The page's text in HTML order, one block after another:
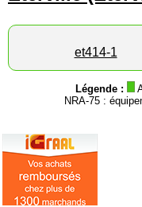
et414-1
Légende :
NRA-75 :